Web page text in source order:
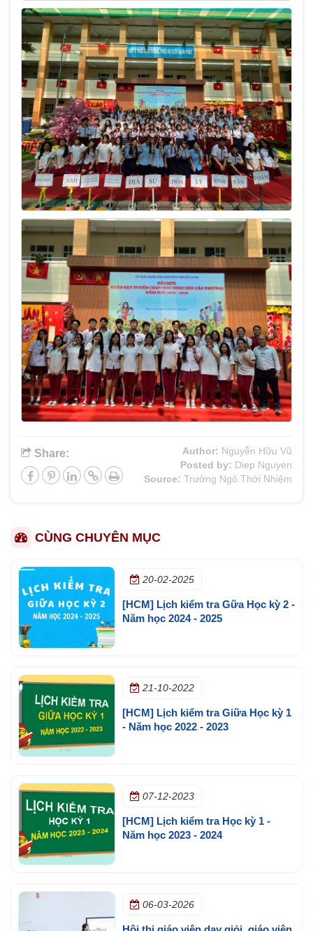
Share: Author: Nguyễn Hữu Vũ
Posted by: Diep Nguyen
Source: Trường Ngô Thời Nhiệm
CÙNG CHUYÊN MỤC
20-02-2025
[HCM] Lịch kiểm tra Gữa Học kỳ 2 -
Năm học 2024 - 2025
21-10-2022
[HCM] Lịch kiểm tra Giữa Học kỳ 1
- Năm học 2022 - 2023
07-12-2023
[HCM] Lịch kiểm tra Học kỳ 1 -
Năm học 2023 - 2024
06-03-2026